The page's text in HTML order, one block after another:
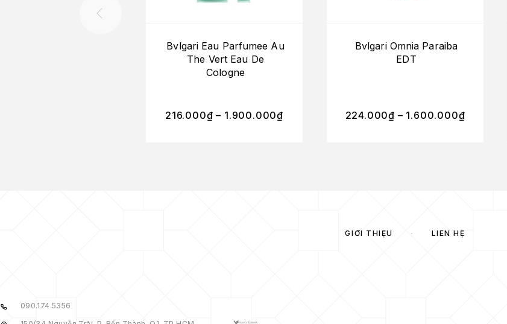
Bvlgari Eau Parfumee Au
The Vert Eau De
Cologne
216.000₫ – 1.900.000₫
Bvlgari Omnia Paraiba
EDT
224.000₫ – 1.600.000₫
GIỚI THIỆU LIÊN HỆ
090.174.5356